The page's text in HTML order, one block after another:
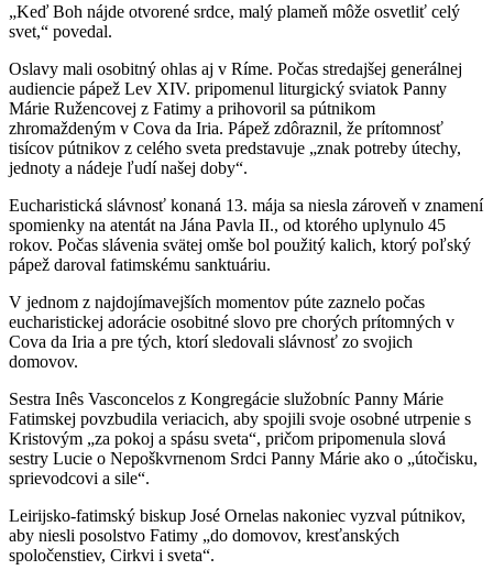
„Keď Boh nájde otvorené srdce, malý plameň môže osvetliť celý
svet,“ povedal.
Oslavy mali osobitný ohlas aj v Ríme. Počas stredajšej generálnej
audiencie pápež Lev XIV. pripomenul liturgický sviatok Panny
Márie Ružencovej z Fatimy a prihovoril sa pútnikom
zhromaždeným v Cova da Iria. Pápež zdôraznil, že prítomnosť
tisícov pútnikov z celého sveta predstavuje „znak potreby útechy,
jednoty a nádeje ľudí našej doby“.
Eucharistická slávnosť konaná 13. mája sa niesla zároveň v znamení
spomienky na atentát na Jána Pavla II., od ktorého uplynulo 45
rokov. Počas slávenia svätej omše bol použitý kalich, ktorý poľský
pápež daroval fatimskému sanktuáriu.
V jednom z najdojímavejších momentov púte zaznelo počas
eucharistickej adorácie osobitné slovo pre chorých prítomných v
Cova da Iria a pre tých, ktorí sledovali slávnosť zo svojich
domovov.
Sestra Inês Vasconcelos z Kongregácie služobníc Panny Márie
Fatimskej povzbudila veriacich, aby spojili svoje osobné utrpenie s
Kristovým „za pokoj a spásu sveta“, pričom pripomenula slová
sestry Lucie o Nepoškvrnenom Srdci Panny Márie ako o „útočisku,
sprievodcovi a sile“.
Leirijsko-fatimský biskup José Ornelas nakoniec vyzval pútnikov,
aby niesli posolstvo Fatimy „do domovov, kresťanských
spoločenstiev, Cirkvi i sveta“.